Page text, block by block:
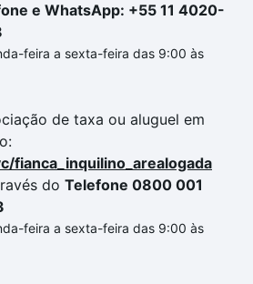
e WhatsApp: +55 11 4020-
feira a sexta-feira das 9:00 às
de taxa ou aluguel em
fianca_inquilino_arealogada
do Telefone 0800 001
feira a sexta-feira das 9:00 às